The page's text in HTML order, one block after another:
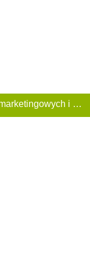
Ta Strona używa plików «cookies». Portal korzysta również z serwisu internetowego do zbierania danych technicznych o odwiedzających w celu uzyskania informacji marketingowych i statystycznych. Warunki przetwarzania danych odwiedzających Stronę, patrz: